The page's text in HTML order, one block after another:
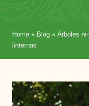
Home » Blog » Árboles
linternas